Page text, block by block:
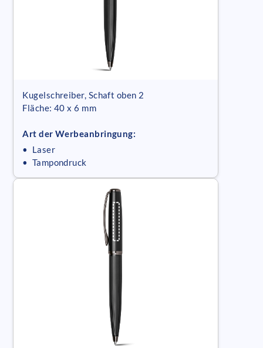
Kugelschreiber, Schaft oben 2
Fläche: 40 x 6 mm
Art der Werbeanbringung:
• Laser
• Tampondruck